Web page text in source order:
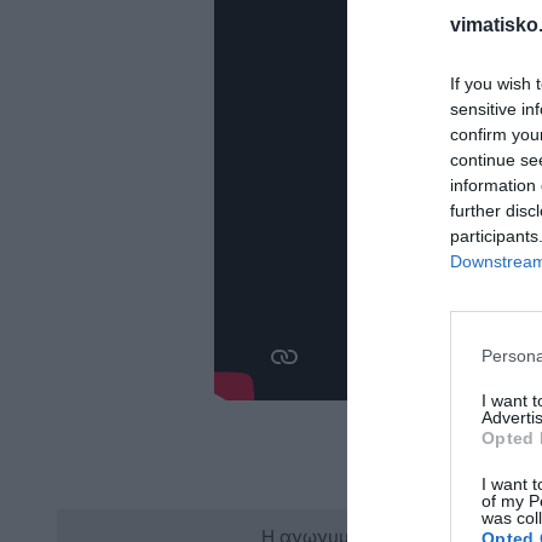
If you wish
sensitive
confirm
continue
information
further
I want
Opted
I want
of my
was
Η ανωνυμία είναι το καλύτερο